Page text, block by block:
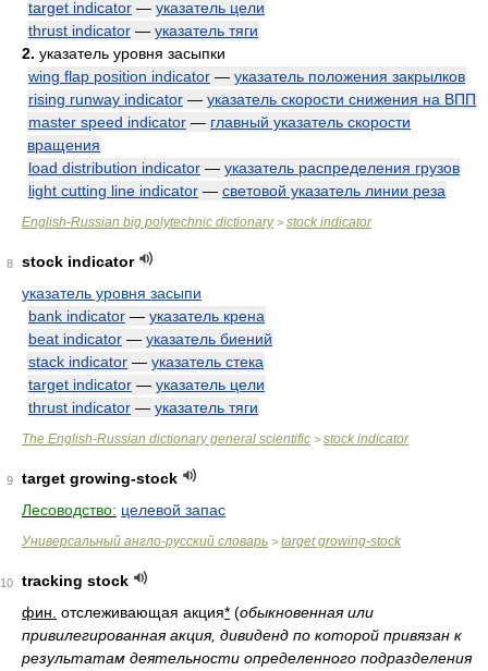
target indicator — указатель цели
thrust indicator — указатель тяги
2. указатель уровня засыпки
wing flap position indicator — указатель положения закрылков
rising runway indicator — указатель скорости снижения на ВПП
master speed indicator — главный указатель скорости
вращения
load distribution indicator — указатель распределения грузов
light cutting line indicator — световой указатель линии реза
English-Russian big polytechnic dictionary> stock indicator
8
stock indicator
указатель уровня засыпи
bank indicator — указатель крена
beat indicator — указатель биений
stack indicator — указатель стека
target indicator — указатель цели
thrust indicator — указатель тяги
The English-Russian dictionary general scientific > stock indicator
9
target growing-stock
Лесоводство: целевой запас
Универсальный англо-русский словарь > target growing-stock
10
tracking stock
фин. отслеживающая акция* (обыкновенная или
привилегированная акция, дивиденд по которой привязан к
результатам деятельности определенного подразделения